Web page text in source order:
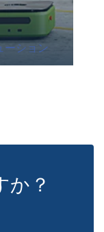
ーション
か？